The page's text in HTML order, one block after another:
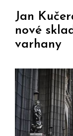
Jan
nové
varhany